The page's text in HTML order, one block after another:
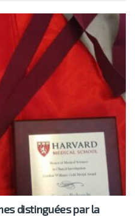
distinguées par la